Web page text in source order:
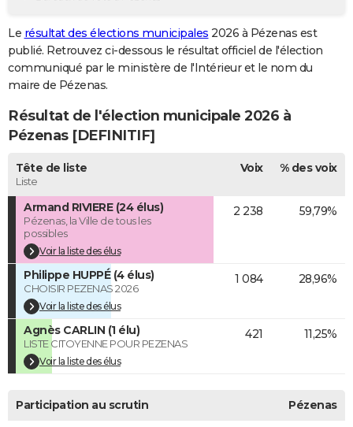
GUIDES D'ACHAT
BONS PLANS
CARTE DE VOEUX
Carte de Noël
Carte Bonne année
Carte Saint-Valentin
Carte Pâques
Carte d'anniversaire
DICTIONNAIRE
Dictionnaire
Biographies
Citations
Expressions
Proverbes
PROGRAMME TV
COPAINS D'AVANT
S'inscrire
Se connecter
Lycées
Collèges
Primaires
Universités
Entreprises
Service militaire
Avis de recherche
AVIS DE DÉCÈS
FORUM
Bricolage
Lifestyle
Culture
Sport
Auto
Television
Voyage
Cinema
Le résultat des élections municipales 2026 à Pézenas est
publié. Retrouvez ci-dessous le résultat officiel de l'élection
communiqué par le ministère de l'Intérieur et le nom du
maire de Pézenas.
Résultat de l'élection municipale 2026 à
Pézenas [DEFINITIF]
Tête de liste
Liste
Voix % des voix
Armand RIVIERE (24 élus)
Pézenas, la Ville de tous les
possibles
Voir la liste des élus
2 238 59,79%
Philippe HUPPÉ (4 élus)
CHOISIR PEZENAS 2026
Voir la liste des élus
1 084 28,96%
Agnès CARLIN (1 élu)
LISTE CITOYENNE POUR PEZENAS
Voir la liste des élus
421 11,25%
Participation au scrutin Pézenas